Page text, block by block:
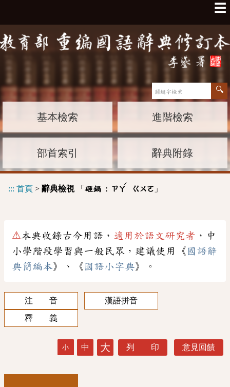
☰
基本檢索 進階檢索
部首索引 辭典附錄
::: 首頁 > 辭典檢視「 砸鍋 : ㄗㄚ
ˊ
ㄍㄨㄛ 」
⚠本典收錄古今用語， 適用於語文研究者 ，中
小學階段學習與一般民眾，建議使用《 國語辭
典簡編本》、《 國語小字典》。
注 音
漢語拼音
釋 義
小 中 大 列 印 意見回饋